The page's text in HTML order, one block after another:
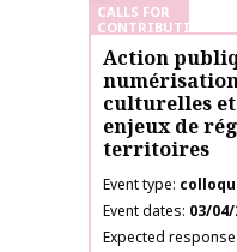
CALLS FOR
CONTRIBUTIONS
Action
culturelles
enjeux de
territoires
Event type
Event dates 03/
Expected